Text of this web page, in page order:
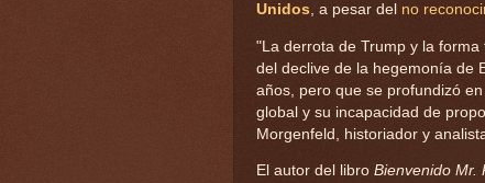
Unidos, a pesar del no
"La derrota de Trump y la
del declive de la hegemonía de
años, pero que se profundizó
global y su incapacidad de
Morgenfeld, historiador y
El autor del libro Bienvenido Mr.